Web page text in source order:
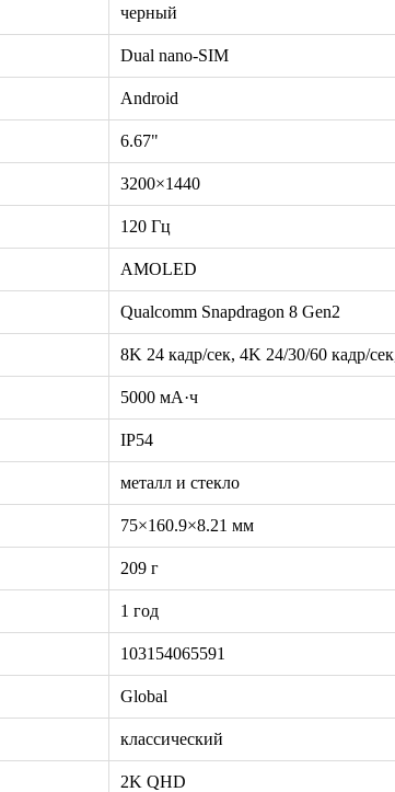
черный
Dual nano-SIM
Android
6.67"
3200×1440
120 Гц
AMOLED
Qualcomm Snapdragon 8 Gen2
8K 24 кадр/сек, 4K 24/30/60 кадр/
5000 мА·ч
IP54
металл и стекло
75×160.9×8.21 мм
209 г
1 год
103154065591
Global
классический
2K QHD